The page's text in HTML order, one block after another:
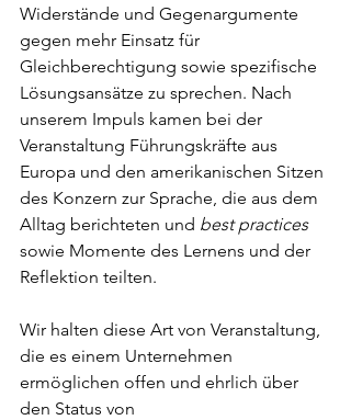
Widerstände und Gegenargumente
gegen mehr Einsatz für
Gleichberechtigung sowie spezifische
Lösungsansätze zu sprechen. Nach
unserem Impuls kamen bei der
Veranstaltung Führungskräfte aus
Europa und den amerikanischen Sitzen
des Konzern zur Sprache, die aus dem
Alltag berichteten und best practices
sowie Momente des Lernens und der
Reflektion teilten.
Wir halten diese Art von Veranstaltung,
die es einem Unternehmen
ermöglichen offen und ehrlich über
den Status von